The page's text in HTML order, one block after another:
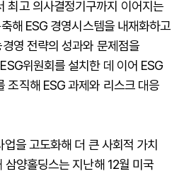
최고 의사결정기구까지 이어지는
해 ESG 경영시스템을 내재화하고
영 전략의 성과와 문제점을
위원회를 설치한 데 이어 ESG
조직해 ESG 과제와 리스크 대응
을 고도화해 더 큰 사회적 가치
양홀딩스는 지난해 12월 미국